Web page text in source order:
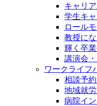
キャリ
学生キ
ロール
教授にな
輝く卒
講演会
ワークライフ
相談予
地域就
病院イ